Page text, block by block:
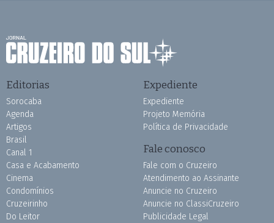
Editorias
Sorocaba
Agenda
Artigos
Brasil
Canal 1
Casa e Acabamento
Cinema
Condomínios
Cruzeirinho
Do Leitor
Expediente
Expediente
Projeto Memória
Política de Privacidade
Fale conosco
Fale com o Cruzeiro
Atendimento ao Assinante
Anuncie no Cruzeiro
Anuncie no ClassiCruzeiro
Publicidade Legal